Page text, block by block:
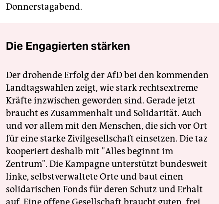
Donnerstagabend.
Die Engagierten stärken
Der drohende Erfolg der AfD bei den kommenden
Landtagswahlen zeigt, wie stark rechtsextreme
Kräfte inzwischen geworden sind. Gerade jetzt
braucht es Zusammenhalt und Solidarität. Auch
und vor allem mit den Menschen, die sich vor Ort
für eine starke Zivilgesellschaft einsetzen. Die taz
kooperiert deshalb mit "Alles beginnt im
Zentrum". Die Kampagne unterstützt bundesweit
linke, selbstverwaltete Orte und baut einen
solidarischen Fonds für deren Schutz und Erhalt